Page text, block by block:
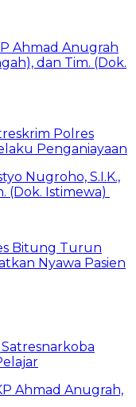
Polres
Penganiayaan
Bitung Turun
Nyawa Pasien